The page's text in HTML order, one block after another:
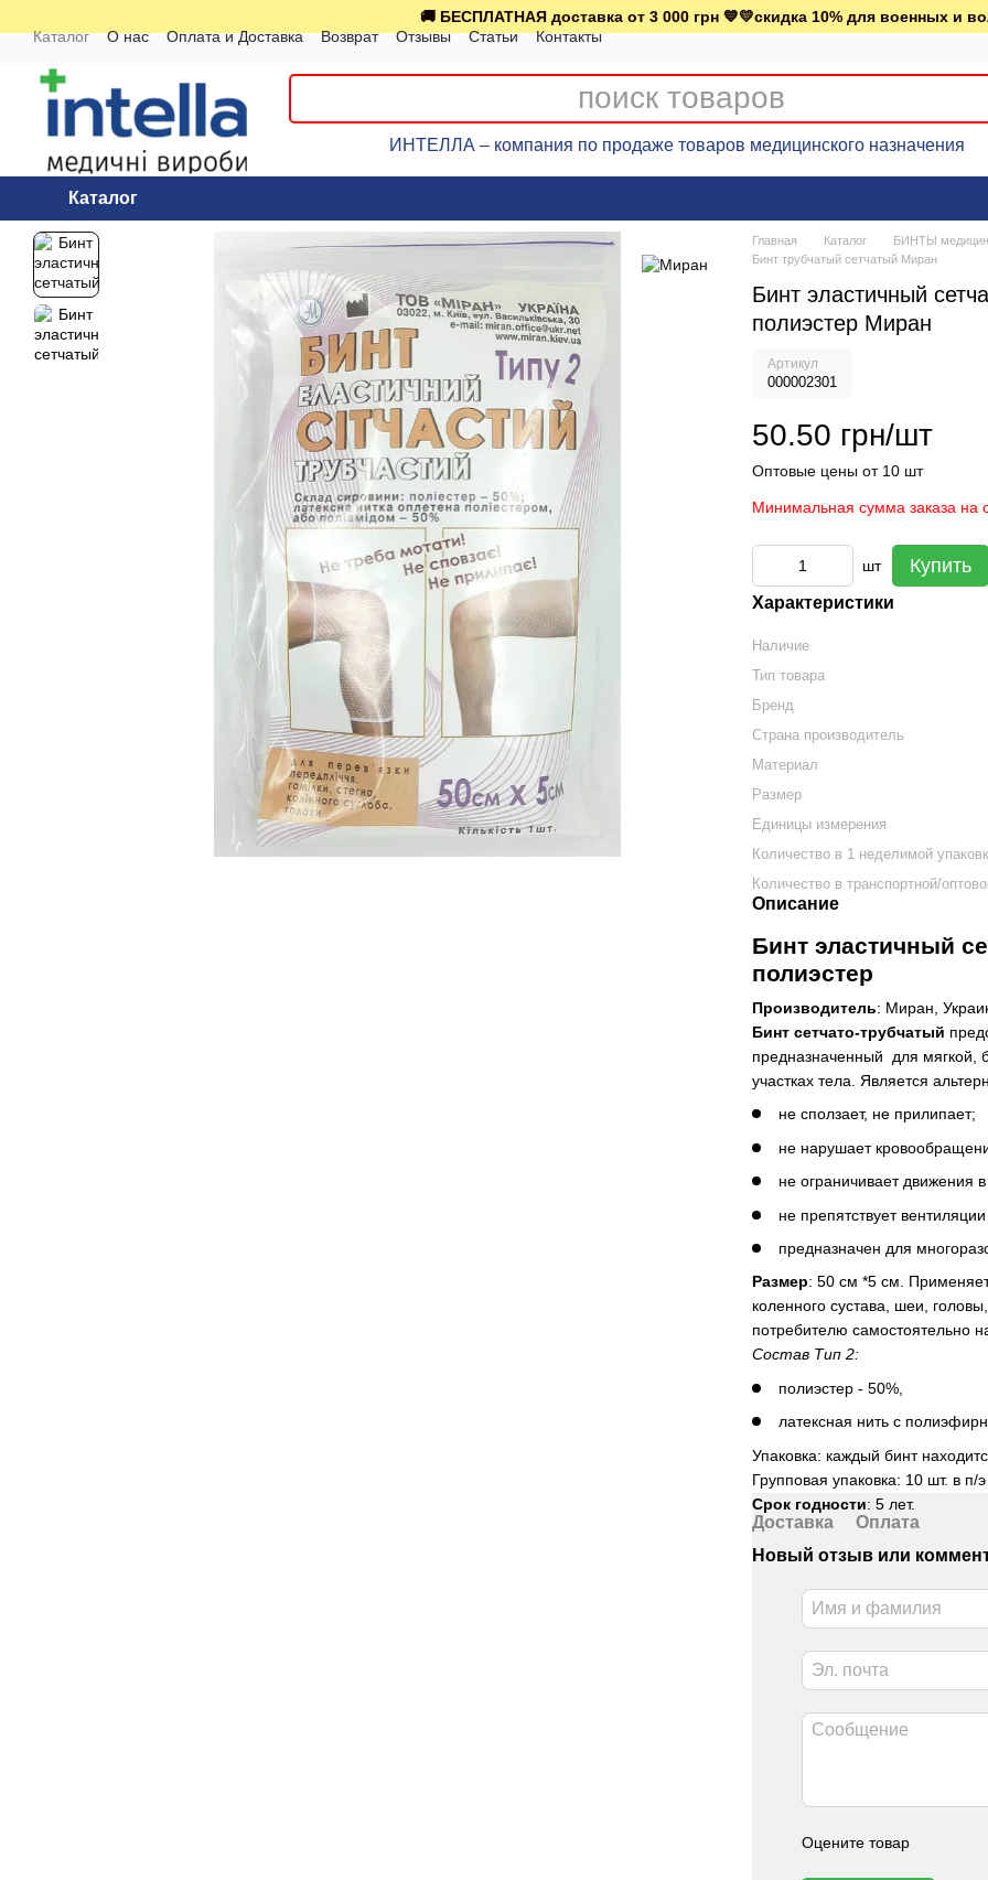
🚚 БЕСПЛАТНАЯ доставка от 3 000 грн 💙💛скидка 10% для военных и
Каталог
О нас Оплата и Доставка Возврат Отзывы Статьи Контакты
ИНТЕЛЛА – компания по продаже товаров медицинского назначения
Каталог
Главная Каталог БИНТЫ
Бинт трубчатый сетчатый Миран
Бинт эластичный
полиэстер Миран
Артикул
000002301
50.50 грн/шт
Оптовые цены от 10 шт
Минимальная сумма заказа на
шт Купить
Характеристики
Наличие
Тип товара
Бренд
Страна производитель
Материал
Размер
Единицы измерения
Количество в 1 неделимой
Количество в транспортной/
Описание
Бинт эластичный
полиэстер
Производитель: Миран,
Бинт сетчато-трубчатый
предназначенный для мягкой,
участках тела. Является
не сползает, не прилипает;
не нарушает
не ограничивает движения в
не препятствует
предназначен для
Размер: 50 см *5 см.
коленного сустава, шеи,
потребителю самостоятельно
Состав Тип 2:
полиэстер - 50%,
латексная нить с
Упаковка: каждый бинт
Групповая упаковка: 10 шт. в п/э
Срок годности: 5 лет.
Доставка
Оплата
Новый отзыв или
Оцените товар